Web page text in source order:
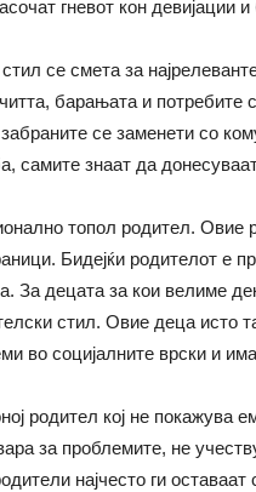
гневот кон девиjации
се смета за
барањата и потребите
се заменети со
самите знаат да
топол родител. Овие
Бидеjќи родителот е
За децата за кои велиме
стил. Овие деца исто
во социjалните врски и
родител коj не покажува
за проблемите, не
наjчесто ги